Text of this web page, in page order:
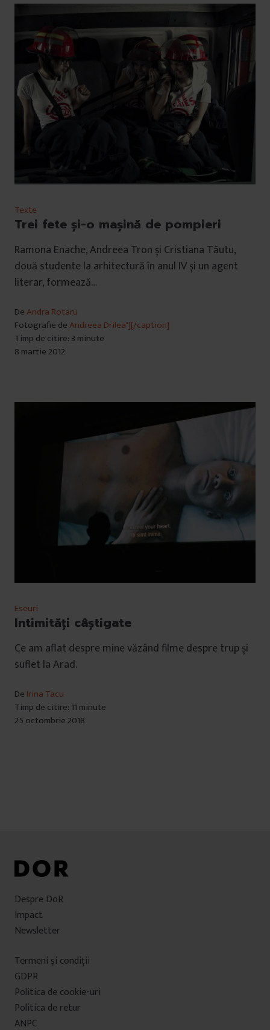
Texte
Trei fete și-o mașină de pompieri
Ramona Enache, Andreea Tron și Cristiana Tăutu,
două studente la arhitectură în anul IV și un agent
literar, formează…
DeAndra Rotaru
Fotografie deAndreea Drilea"][/caption]
Timp de citire: 3 minute
8 martie 2012
Eseuri
Intimități câștigate
Ce am aflat despre mine văzând filme despre trup și
suflet la Arad.
De Irina Tacu
Timp de citire: 11 minute
25 octombrie 2018
Despre DoR
Impact
Newsletter
Termeni şi condiţii
GDPR
Politica de cookie-uri
Politica de retur
ANPC